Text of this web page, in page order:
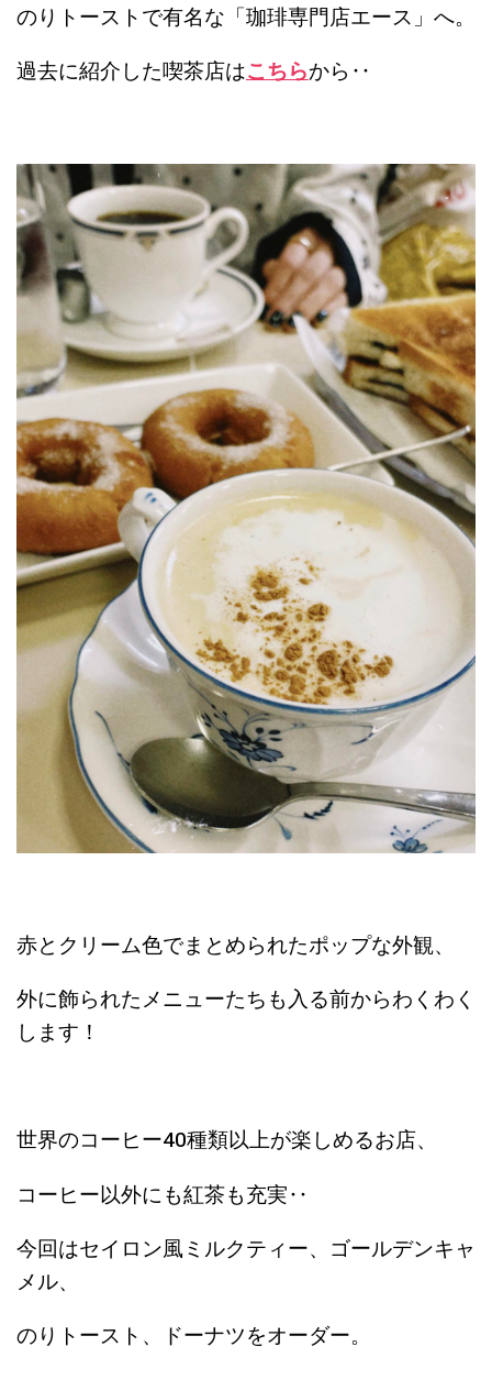
のりトーストで有名な「珈琲専門店エース」へ。
過去に紹介した喫茶店はこちらから‥
赤とクリーム色でまとめられたポップな外観、
外に飾られたメニューたちも入る前からわくわく
します！
世界のコーヒー40種類以上が楽しめるお店、
コーヒー以外にも紅茶も充実‥
今回はセイロン風ミルクティー、ゴールデンキャ
メル、
のりトースト、ドーナツをオーダー。